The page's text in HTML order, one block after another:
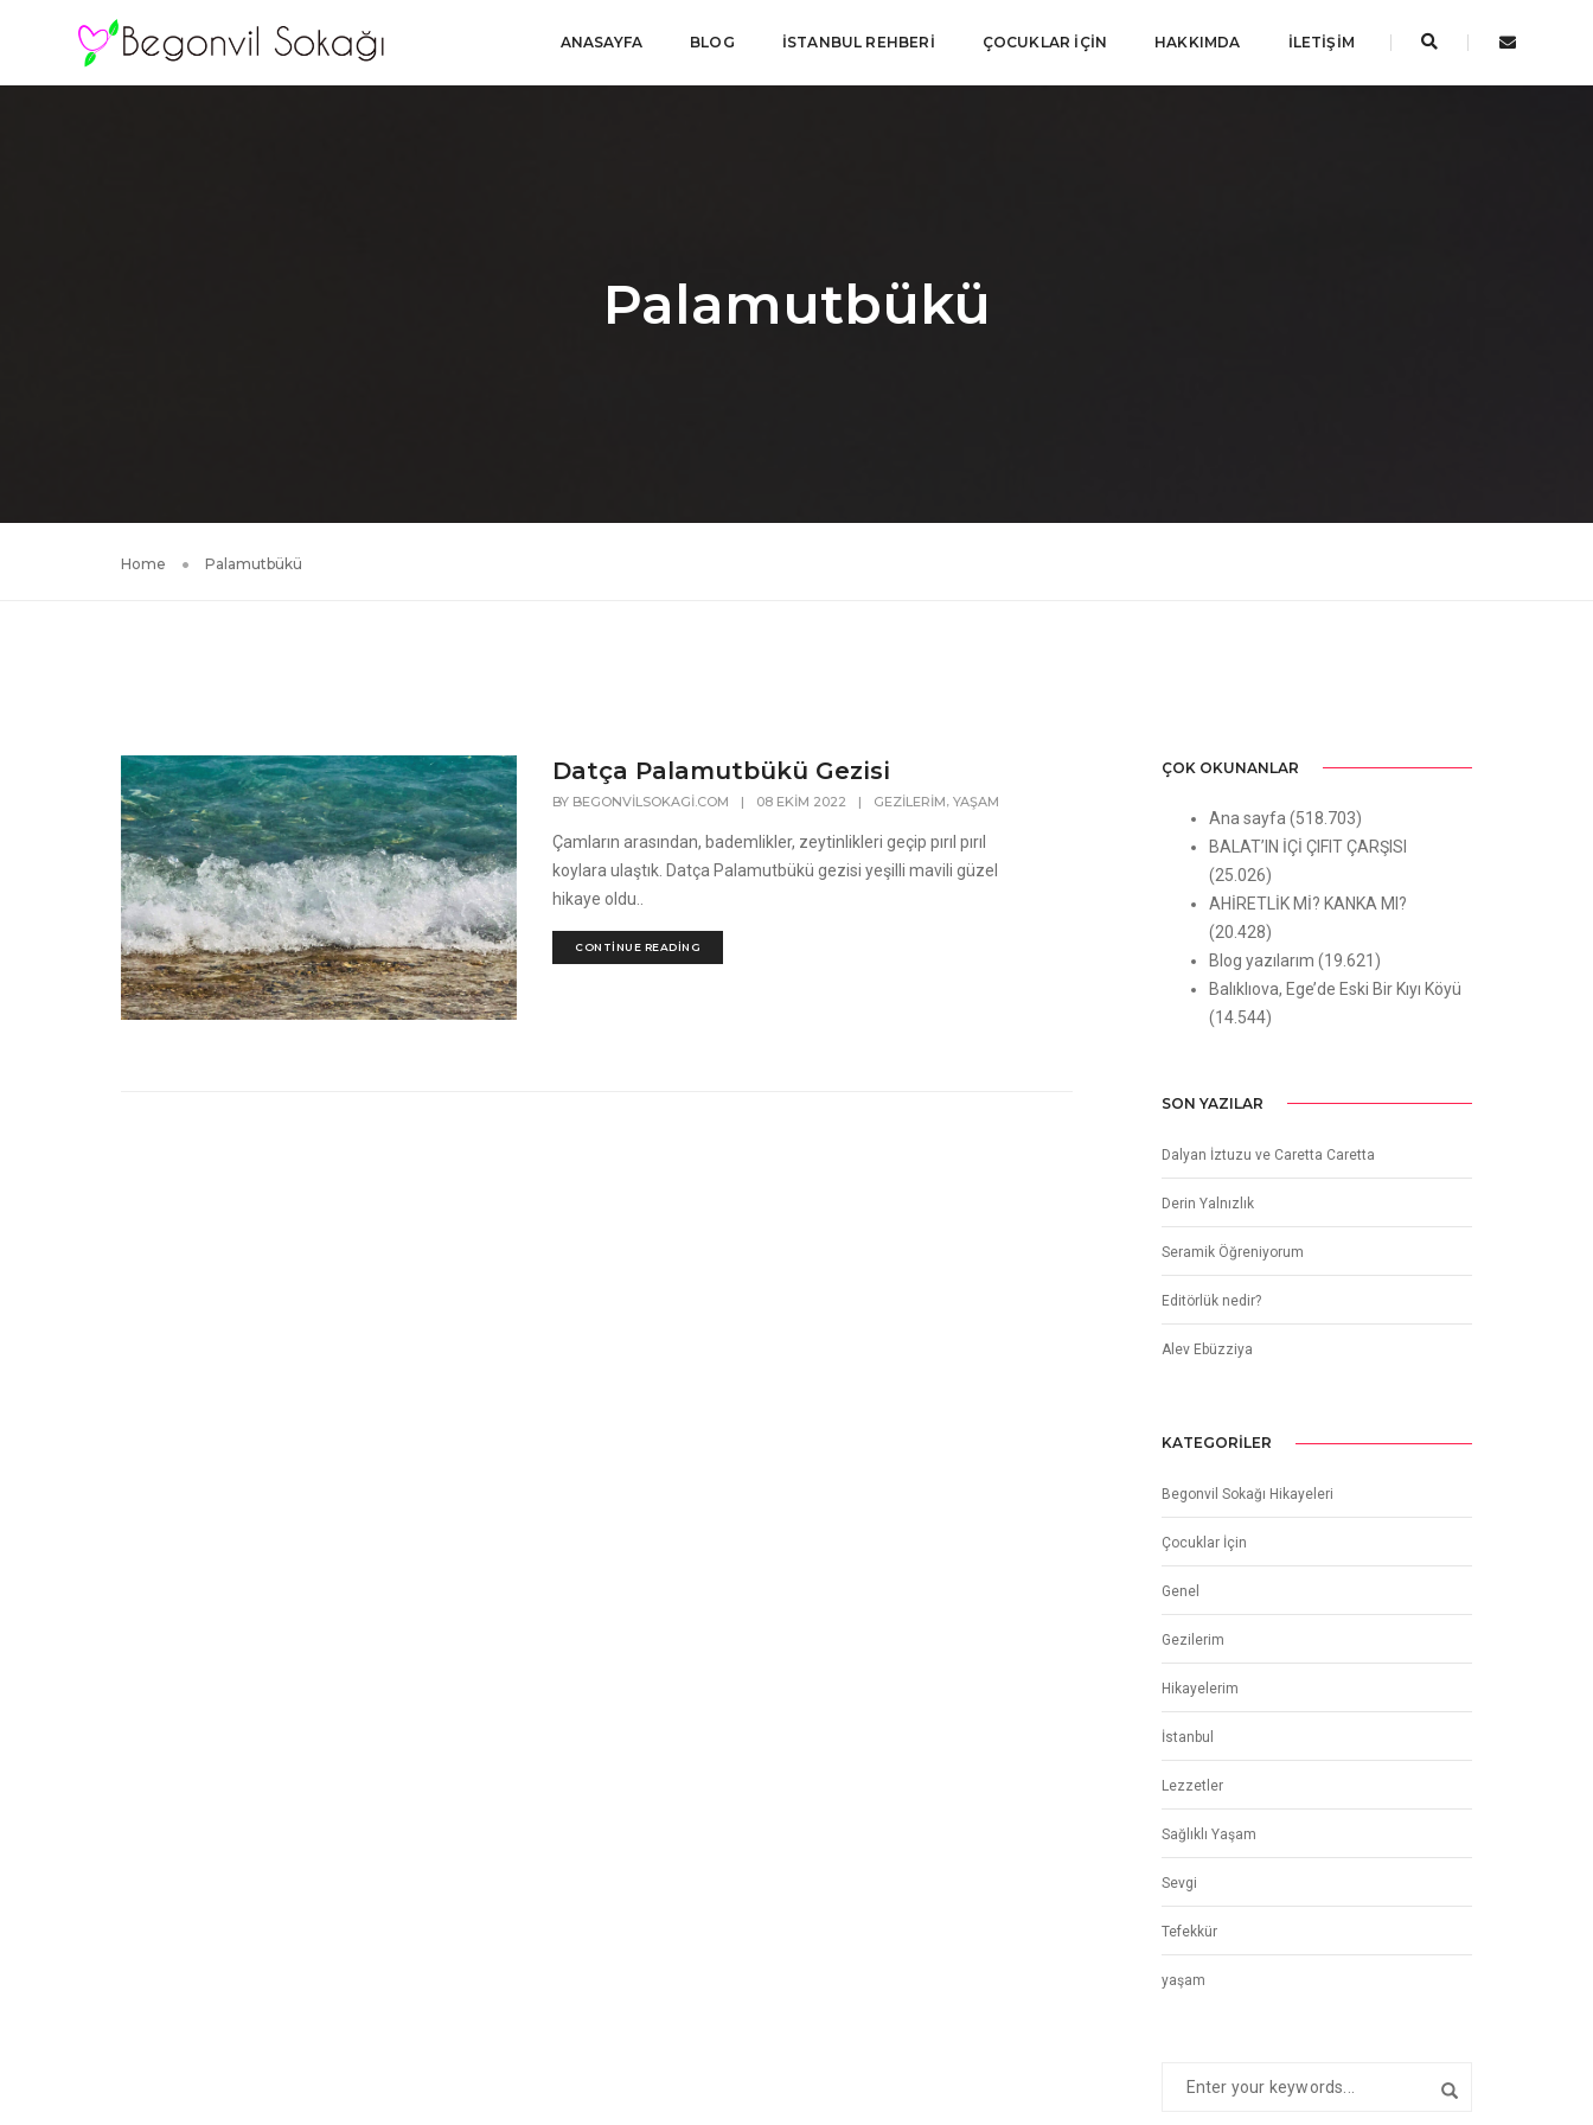
ANASAYFA BLOG İSTANBUL REHBERI ÇOCUKLAR İÇIN HAKKIMDA İLETIŞIM
Palamutbükü
Home Palamutbükü
Datça Palamutbükü Gezisi
BY BEGONVILSOKAGI.COM | 08 EKIM 2022 | GEZILERIM,YAŞAM
Çamların arasından, bademlikler, zeytinlikleri geçip pırıl pırıl
koylara ulaştık. Datça Palamutbükü gezisi yeşilli mavili güzel
hikaye oldu..
CONTINUE READING
ÇOK OKUNANLAR
Ana sayfa (518.703)
BALAT’IN İÇİ ÇIFIT ÇARŞISI
(25.026)
AHİRETLİK Mİ? KANKA MI?
(20.428)
Blog yazılarım (19.621)
Balıklıova, Ege’de Eski Bir Kıyı Köyü
(14.544)
SON YAZILAR
Dalyan İztuzu ve Caretta Caretta
Derin Yalnızlık
Seramik Öğreniyorum
Editörlük nedir?
Alev Ebüzziya
KATEGORILER
Begonvil Sokağı Hikayeleri
Çocuklar İçin
Genel
Gezilerim
Hikayelerim
İstanbul
Lezzetler
Sağlıklı Yaşam
Sevgi
Tefekkür
yaşam